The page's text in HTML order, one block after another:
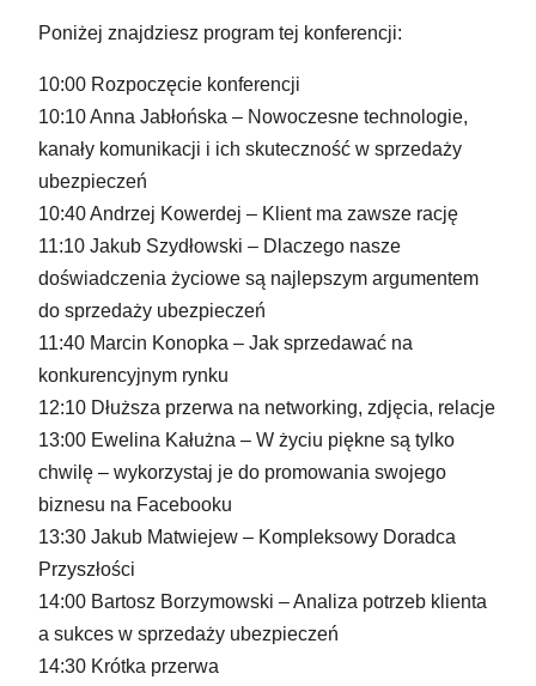
Poniżej znajdziesz program tej konferencji:
10:00 Rozpoczęcie konferencji
10:10 Anna Jabłońska – Nowoczesne technologie,
kanały komunikacji i ich skuteczność w sprzedaży
ubezpieczeń
10:40 Andrzej Kowerdej – Klient ma zawsze rację
11:10 Jakub Szydłowski – Dlaczego nasze
doświadczenia życiowe są najlepszym argumentem
do sprzedaży ubezpieczeń
11:40 Marcin Konopka – Jak sprzedawać na
konkurencyjnym rynku
12:10 Dłuższa przerwa na networking, zdjęcia, relacje
13:00 Ewelina Kałużna – W życiu piękne są tylko
chwilę – wykorzystaj je do promowania swojego
biznesu na Facebooku
13:30 Jakub Matwiejew – Kompleksowy Doradca
Przyszłości
14:00 Bartosz Borzymowski – Analiza potrzeb klienta
a sukces w sprzedaży ubezpieczeń
14:30 Krótka przerwa